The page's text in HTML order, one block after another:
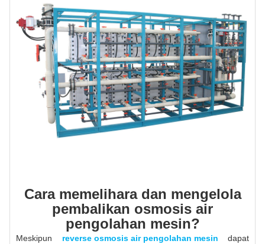
Cara memelihara dan mengelola
pembalikan osmosis air
pengolahan mesin?
Meskipun reverse osmosis air pengolahan mesin dapat